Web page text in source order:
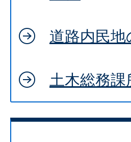
道路内民
土木総務